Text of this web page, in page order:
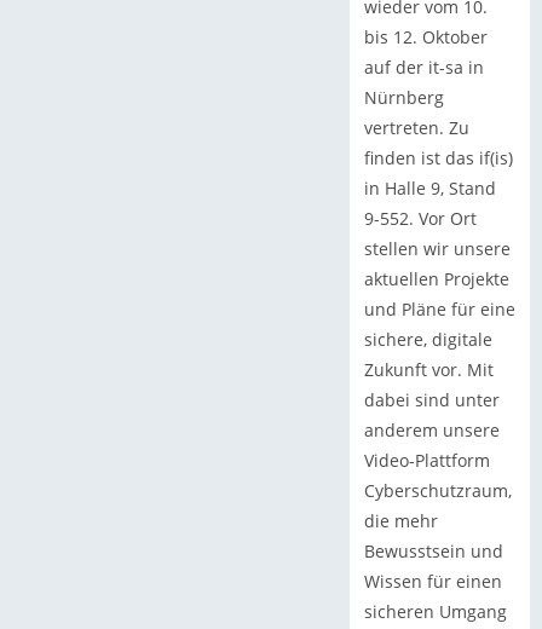
wieder vom 10.
bis 12. Oktober
auf der it-sa in
Nürnberg
vertreten. Zu
finden ist das if(is)
in Halle 9, Stand
9-552. Vor Ort
stellen wir unsere
aktuellen Projekte
und Pläne für eine
sichere, digitale
Zukunft vor. Mit
dabei sind unter
anderem unsere
Video-Plattform
Cyberschutzraum,
die mehr
Bewusstsein und
Wissen für einen
sicheren Umgang